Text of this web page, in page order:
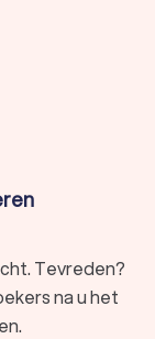
Tevreden?
na u het